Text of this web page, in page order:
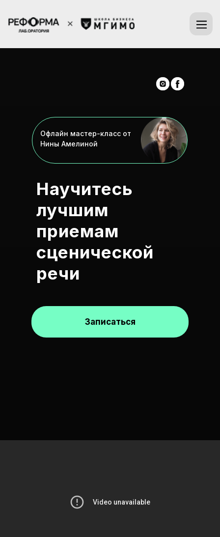
Научитесь
лучшим
приемам
сценической
речи
Записаться
Офлайн мастер-класс от
Нины Амелиной